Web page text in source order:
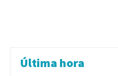
Última hora